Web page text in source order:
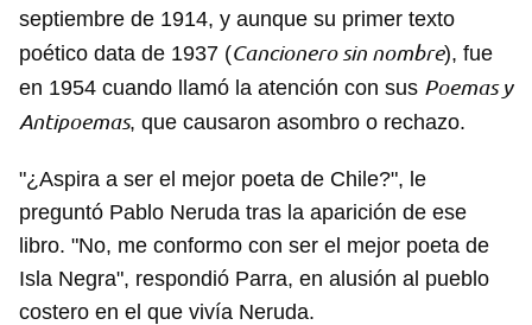
septiembre de 1914, y aunque su primer texto
poético data de 1937 (Cancionero sin nombre), fue
en 1954 cuando llamó la atención con sus Poemas y
Antipoemas, que causaron asombro o rechazo.
"¿Aspira a ser el mejor poeta de Chile?", le
preguntó Pablo Neruda tras la aparición de ese
libro. "No, me conformo con ser el mejor poeta de
Isla Negra", respondió Parra, en alusión al pueblo
costero en el que vivía Neruda.